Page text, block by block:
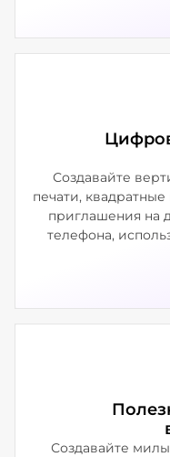
Создавайте
печати,
приглашения на
телефона,
Создавайте